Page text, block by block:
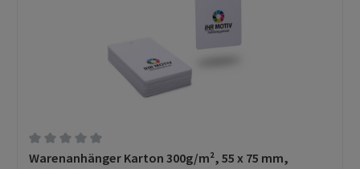
Durchschnittliche Bewertung von 0 von 5 Sternen
Warenanhänger Karton 300g/m², 55 x 75 mm,